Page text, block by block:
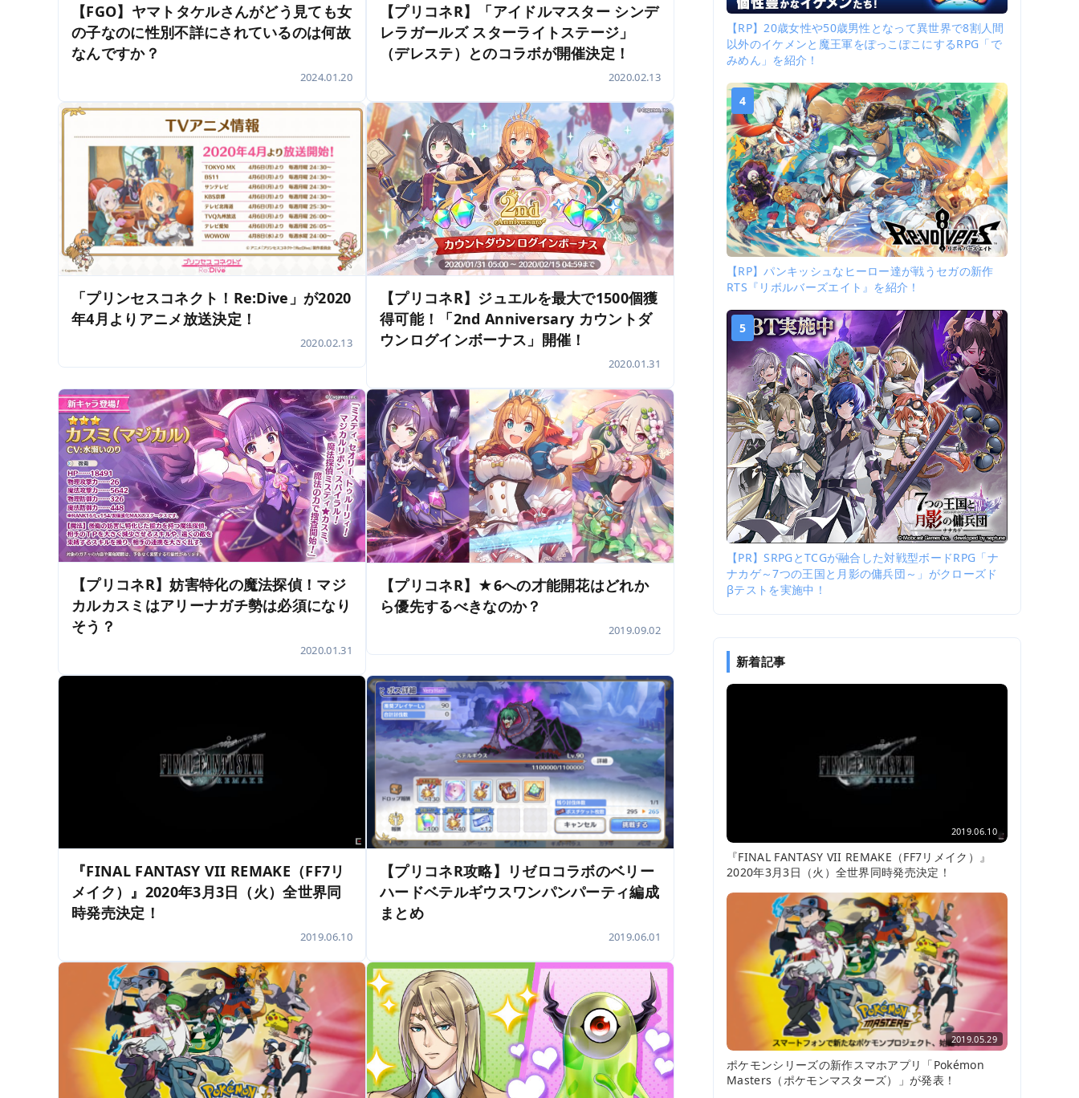
【FGO】ヤマトタケルさんがどう見ても女
の子なのに性別不詳にされているのは何故
なんですか？
2024.01.20
【プリコネR】「アイドルマスター シンデ
レラガールズ スターライトステージ」
（デレステ）とのコラボが開催決定！
2020.02.13
「プリンセスコネクト！Re:Dive」が2020
年4月よりアニメ放送決定！
2020.02.13
【プリコネR】ジュエルを最大で1500個獲
得可能！「2nd Anniversary カウントダ
ウンログインボーナス」開催！
2020.01.31
【プリコネR】妨害特化の魔法探偵！マジ
カルカスミはアリーナガチ勢は必須になり
そう？
2020.01.31
【プリコネR】★6への才能開花はどれか
ら優先するべきなのか？
2019.09.02
『FINAL FANTASY VII REMAKE（FF7リ
メイク）』2020年3月3日（火）全世界同
時発売決定！
2019.06.10
【プリコネR攻略】リゼロコラボのベリー
ハードベテルギウスワンパンパーティ編成
まとめ
2019.06.01
【RP】20歳女性や50歳男性となって異世界で8割人間
以外のイケメンと魔王軍をぽっこぽこにするRPG「で
みめん」を紹介！
4
【RP】パンキッシュなヒーロー達が戦うセガの新作
RTS『リボルバーズエイト』を紹介！
5
【PR】SRPGとTCGが融合した対戦型ボードRPG「ナ
ナカゲ～7つの王国と月影の傭兵団～」がクローズド
βテストを実施中！
新着記事
2019.06.10
『FINAL FANTASY VII REMAKE（FF7リメイク）』
2020年3月3日（火）全世界同時発売決定！
2019.05.29
ポケモンシリーズの新作スマホアプリ「Pokémon
Masters（ポケモンマスターズ）」が発表！